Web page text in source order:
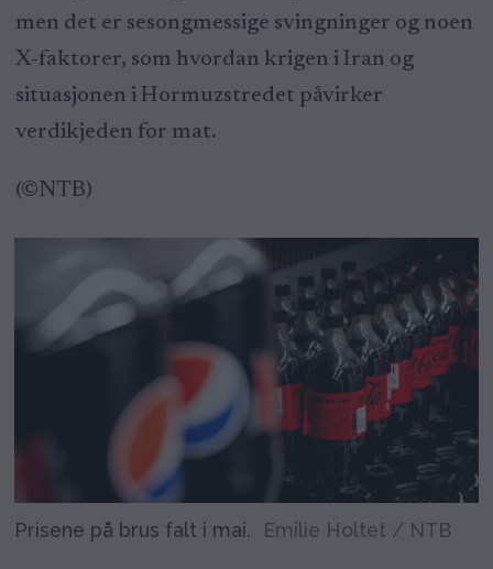
men det er sesongmessige svingninger og noen
X-faktorer, som hvordan krigen i Iran og
situasjonen i Hormuzstredet påvirker
verdikjeden for mat.
(©NTB)
Prisene på brus falt i mai. Emilie Holtet / NTB